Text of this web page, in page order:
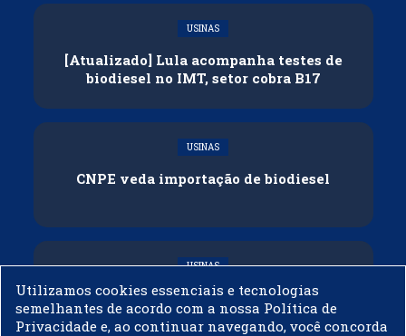
USINAS
[Atualizado] Lula acompanha testes de
biodiesel no IMT, setor cobra B17
USINAS
CNPE veda importação de biodiesel
USINAS
Acelen Renováveis assina acordo com
Bunge para óleo de soja em projeto na
Utilizamos cookies essenciais e tecnologias
semelhantes de acordo com a nossa Política de
Privacidade e, ao continuar navegando, você concorda